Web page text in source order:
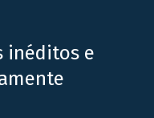
inéditos e